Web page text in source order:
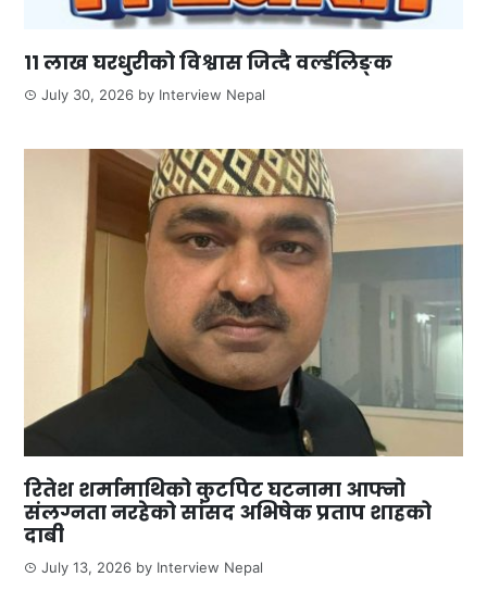
११ लाख घरधुरीको विश्वास जित्दै वर्ल्डलिङ्क
July 30, 2026 by Interview Nepal
रितेश शर्मामाथिको कुटपिट घटनामा आफ्नो
संलग्नता नरहेको सांसद अभिषेक प्रताप शाहको
दाबी
July 13, 2026 by Interview Nepal